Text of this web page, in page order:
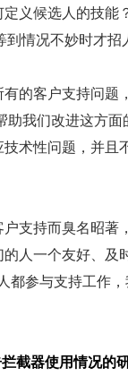
义候选人的技能
情况不妙时才招
的客户支持问题
助我们改进这方
术性问题，并且
支持而臭名昭著
人一个友好、及
都参与支持工作
截器使用情况的